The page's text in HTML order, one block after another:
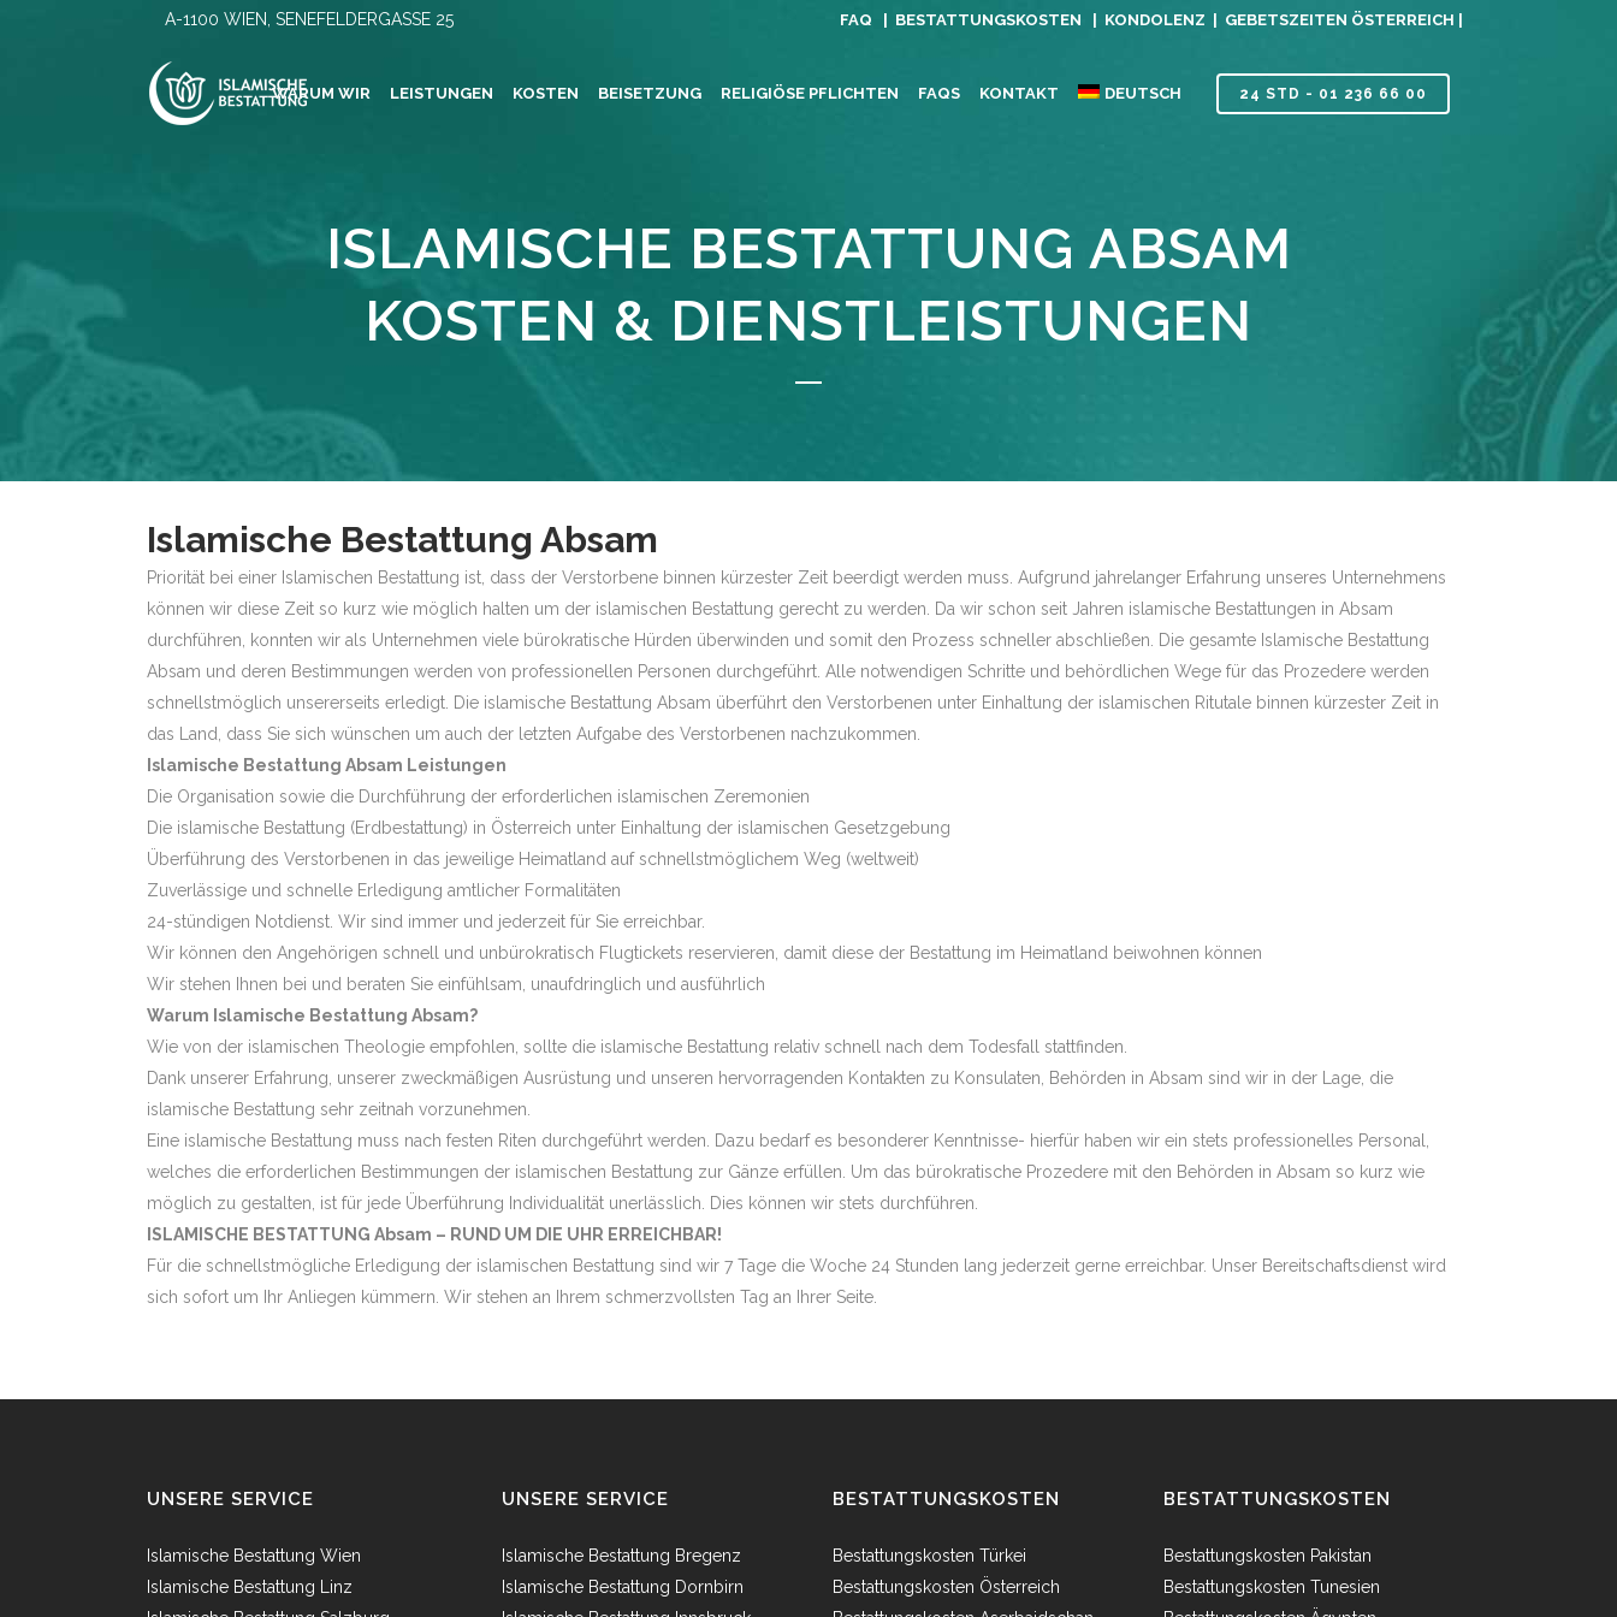
A-1100 WIEN, SENEFELDERGASSE 25 FAQ | BESTATTUNGSKOSTEN | KONDOLENZ | GEBETSZEITEN ÖSTERREICH |
24 STD - 01 236 66 00
WARUM WIR LEISTUNGEN KOSTEN BEISETZUNG RELIGIÖSE PFLICHTEN FAQS KONTAKT DEUTSCH
ISLAMISCHE BESTATTUNG ABSAM
KOSTEN & DIENSTLEISTUNGEN
Islamische Bestattung Absam
Priorität bei einer Islamischen Bestattung ist, dass der Verstorbene binnen kürzester Zeit beerdigt werden muss. Aufgrund jahrelanger Erfahrung unseres Unternehmens
können wir diese Zeit so kurz wie möglich halten um der islamischen Bestattung gerecht zu werden. Da wir schon seit Jahren islamische Bestattungen in Absam
durchführen, konnten wir als Unternehmen viele bürokratische Hürden überwinden und somit den Prozess schneller abschließen. Die gesamte Islamische Bestattung
Absam und deren Bestimmungen werden von professionellen Personen durchgeführt. Alle notwendigen Schritte und behördlichen Wege für das Prozedere werden
schnellstmöglich unsererseits erledigt. Die islamische Bestattung Absam überführt den Verstorbenen unter Einhaltung der islamischen Ritutale binnen kürzester Zeit in
das Land, dass Sie sich wünschen um auch der letzten Aufgabe des Verstorbenen nachzukommen.
Islamische Bestattung Absam Leistungen
Die Organisation sowie die Durchführung der erforderlichen islamischen Zeremonien
Die islamische Bestattung (Erdbestattung) in Österreich unter Einhaltung der islamischen Gesetzgebung
Überführung des Verstorbenen in das jeweilige Heimatland auf schnellstmöglichem Weg (weltweit)
Zuverlässige und schnelle Erledigung amtlicher Formalitäten
24-stündigen Notdienst. Wir sind immer und jederzeit für Sie erreichbar.
Wir können den Angehörigen schnell und unbürokratisch Flugtickets reservieren, damit diese der Bestattung im Heimatland beiwohnen können
Wir stehen Ihnen bei und beraten Sie einfühlsam, unaufdringlich und ausführlich
Warum Islamische Bestattung Absam?
Wie von der islamischen Theologie empfohlen, sollte die islamische Bestattung relativ schnell nach dem Todesfall stattfinden.
Dank unserer Erfahrung, unserer zweckmäßigen Ausrüstung und unseren hervorragenden Kontakten zu Konsulaten, Behörden in Absam sind wir in der Lage, die
islamische Bestattung sehr zeitnah vorzunehmen.
Eine islamische Bestattung muss nach festen Riten durchgeführt werden. Dazu bedarf es besonderer Kenntnisse- hierfür haben wir ein stets professionelles Personal,
welches die erforderlichen Bestimmungen der islamischen Bestattung zur Gänze erfüllen. Um das bürokratische Prozedere mit den Behörden in Absam so kurz wie
möglich zu gestalten, ist für jede Überführung Individualität unerlässlich. Dies können wir stets durchführen.
ISLAMISCHE BESTATTUNG Absam – RUND UM DIE UHR ERREICHBAR!
Für die schnellstmögliche Erledigung der islamischen Bestattung sind wir 7 Tage die Woche 24 Stunden lang jederzeit gerne erreichbar. Unser Bereitschaftsdienst wird
sich sofort um Ihr Anliegen kümmern. Wir stehen an Ihrem schmerzvollsten Tag an Ihrer Seite.
UNSERE SERVICE
Islamische Bestattung Wien
Islamische Bestattung Linz
UNSERE SERVICE
Islamische Bestattung Bregenz
Islamische Bestattung Dornbirn
BESTATTUNGSKOSTEN
Bestattungskosten Türkei
Bestattungskosten Österreich
BESTATTUNGSKOSTEN
Bestattungskosten Pakistan
Bestattungskosten Tunesien